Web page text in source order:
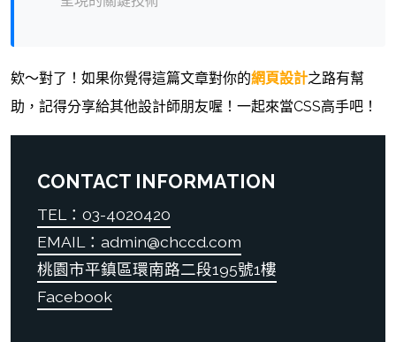
欸～對了！如果你覺得這篇文章對你的網頁設計之路有幫
助，記得分享給其他設計師朋友喔！一起來當CSS高手吧！
CONTACT INFORMATION
TEL：03-4020420
EMAIL：admin@chccd.com
桃園市平鎮區環南路二段195號1樓
Facebook